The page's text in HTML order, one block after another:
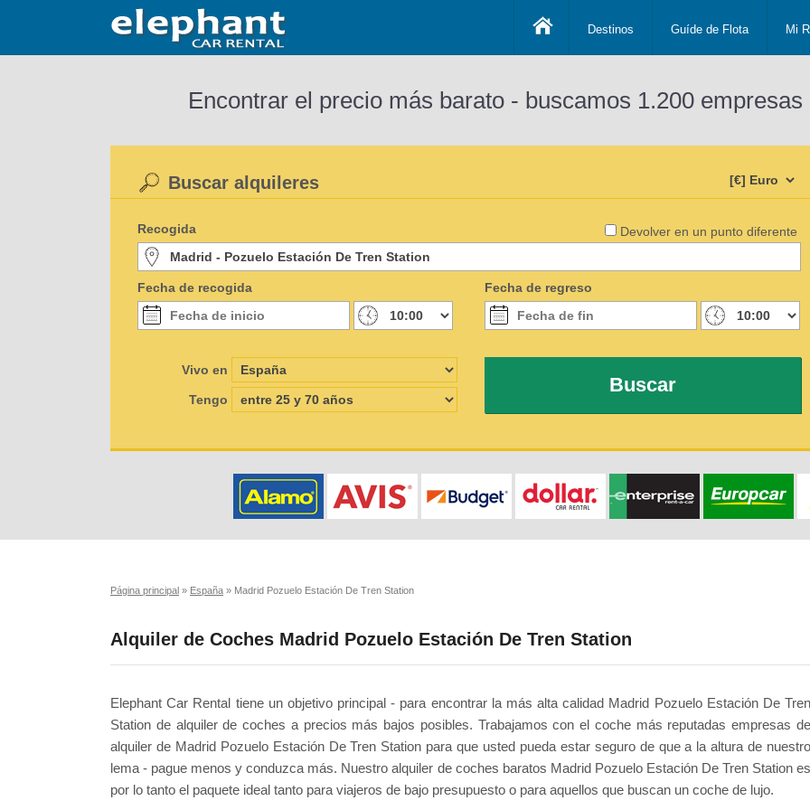
Destinos Guíde de Flota Mi
Encontrar el precio más barato - buscamos 1.200
Devolver en un punto diferente
Buscar alquileres
Recogida
Fecha de recogida Fecha de regreso
Vivo en
Tengo
Buscar
Página principal » España » Madrid Pozuelo Estación De Tren Station
Alquiler de Coches Madrid Pozuelo Estación De Tren Station
Elephant Car Rental tiene un objetivo principal - para encontrar la más alta calidad Madrid Pozuelo Estación De Tren
Station de alquiler de coches a precios más bajos posibles. Trabajamos con el coche más reputadas empresas de
alquiler de Madrid Pozuelo Estación De Tren Station para que usted pueda estar seguro de que a la altura de nuestro
lema - pague menos y conduzca más. Nuestro alquiler de coches baratos Madrid Pozuelo Estación De Tren Station es
por lo tanto el paquete ideal tanto para viajeros de bajo presupuesto o para aquellos que buscan un coche de lujo.